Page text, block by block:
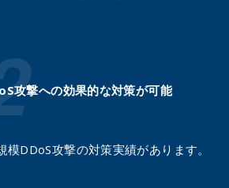
攻撃への効果的な対策が可能
DDoS攻撃の対策実績があります。